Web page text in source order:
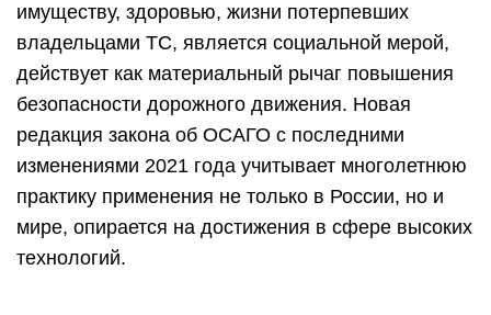
имуществу, здоровью, жизни потерпевших
владельцами ТС, является социальной мерой,
действует как материальный рычаг повышения
безопасности дорожного движения. Новая
редакция закона об ОСАГО с последними
изменениями 2021 года учитывает многолетнюю
практику применения не только в России, но и
мире, опирается на достижения в сфере высоких
технологий.